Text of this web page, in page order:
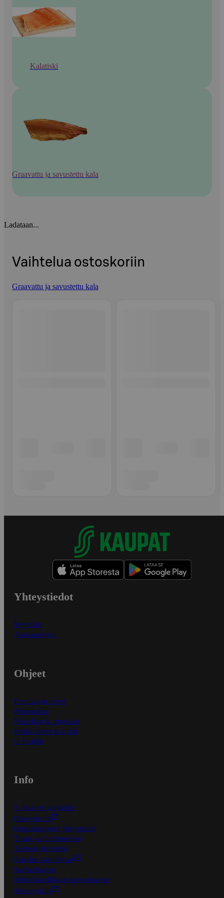
Kalatiski
Graavattu ja savustettu kala
Ladataan...
Vaihtelua ostoskoriin
Graavattu ja savustettu kala
Yhteystiedot
Myymälät
Asiakaspalvelu
Ohjeet
Ensitilaajan ohjeet
Näin maksat
Näin tilaat ja muokkaat
Kaikki ohjeet ja vinkit
In English
Info
S-Business yrityksille
Oiva-raportit
Osuuskauppojen yhteystiedot
Tilaus- ja toimitusehdot
Tietosuojakäytäntö
Palvelun käyttöehdot
Saavutettavuus
Mobiilisovelluksen saavutettavuus
Mainostajalle